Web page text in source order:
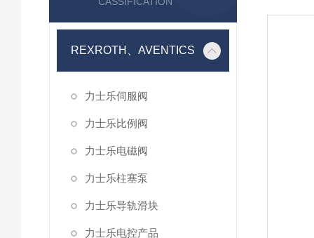
REXROTH、AVENTICS
力士乐伺服阀
力士乐比例阀
力士乐电磁阀
力士乐柱塞泵
力士乐导轨滑块
力士乐电控产品